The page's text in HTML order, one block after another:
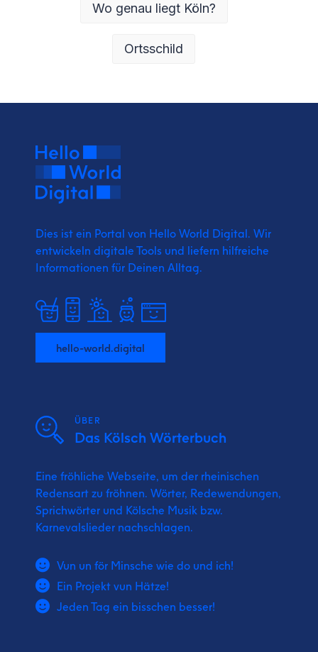
Wo genau liegt Köln?
Ortsschild
Dies ist ein Portal von Hello World Digital. Wir
entwickeln digitale Tools und liefern hilfreiche
Informationen für Deinen Alltag.
hello-world.digital
ÜBER
Das Kölsch Wörterbuch
Eine fröhliche Webseite, um der rheinischen
Redensart zu fröhnen. Wörter, Redewendungen,
Sprichwörter und Kölsche Musik bzw.
Karnevalslieder nachschlagen.
Vun un för Minsche wie do und ich!
Ein Projekt vun Hätze!
Jeden Tag ein bisschen besser!